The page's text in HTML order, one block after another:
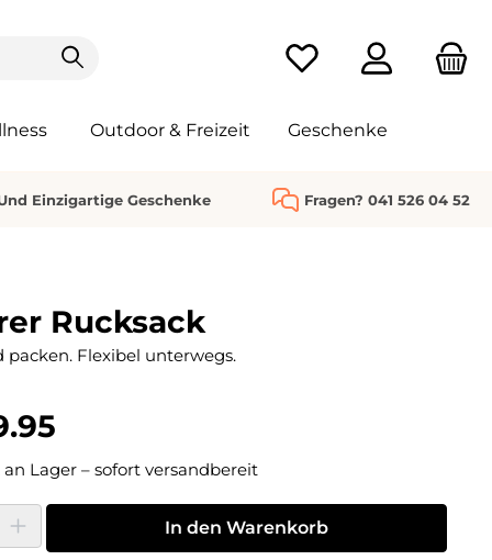
Du hast 0 Produkte
Outdoor & Freizeit Geschenke
Einzigartige Geschenke Fragen? 041 526 04 52
Rucksack
packen. Flexibel unterwegs.
Lager – sofort versandbereit
den gewünschten Wert ein oder benutze die Schaltflächen um die
In den Warenkorb